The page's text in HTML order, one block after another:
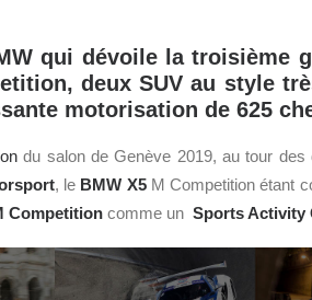
qui dévoile la troisième
deux SUV au style
motorisation de 625
du salon de Genève 2019, au tour des
, le BMW X5M Competition étant
Competition comme un Sports Activity